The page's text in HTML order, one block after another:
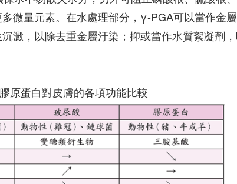
微量元素。在水處理部分，γ-PGA可以當作金
澱，以除去重金屬汙染；抑或當作水質絮凝劑
原蛋白對皮膚的各項功能比較